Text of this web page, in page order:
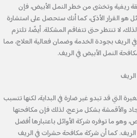
ريفية وتخشى من خطر النمل الأبيض، فإن
هو القرار الأذكى، كما أنك ستحصل على استشارة
لا تنتظر حتى تتفاقم المشكلة. أيضًا، تلتزم
بجودة الخدمة وضمان فعالية العلاج، مما
النمل الأبيض في الريف.
التي قد تبدو غير ضارة في البداية، لكنها تتسبب
والأقمشة بشكل مزعج، لذلك فإن مكافحتها
ما توفره شركة الأوائل باعتبارها أفضل
كما أن شركة مكافحة حشرات في الريف